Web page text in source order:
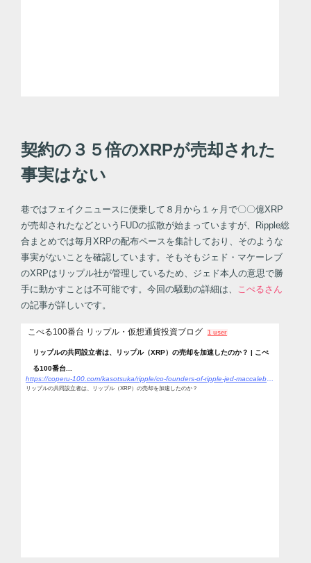
契約の３５倍のXRPが売却された
事実はない
巷ではフェイクニュースに便乗して８月から１ヶ月で〇〇億XRP
が売却されたなどというFUDの拡散が始まっていますが、Ripple総
合まとめでは毎月XRPの配布ペースを集計しており、そのような
事実がないことを確認しています。そもそもジェド・マケーレブ
のXRPはリップル社が管理しているため、ジェド本人の意思で勝
手に動かすことは不可能です。今回の騒動の詳細は、
こぺるさん
の記事が詳しいです。
こぺる100番台 リップル・仮想通貨投資ブログ 1 user
リップルの共同設立者は、リップル（XRP）の売却を加速したのか？ | こぺ
る100番台...
リップルの共同設立者は、リップル（XRP）の売却を加速したのか？